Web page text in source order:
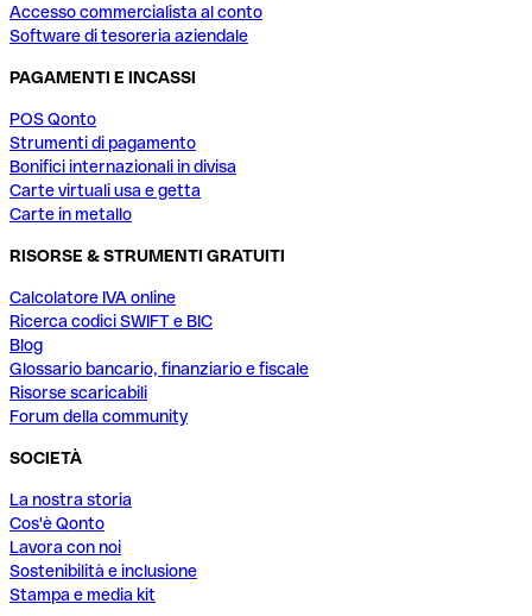
Accesso commercialista al conto
Software di tesoreria aziendale
PAGAMENTI E INCASSI
POS Qonto
Strumenti di pagamento
Bonifici internazionali in divisa
Carte virtuali usa e getta
Carte in metallo
RISORSE & STRUMENTI GRATUITI
Calcolatore IVA online
Ricerca codici SWIFT e BIC
Blog
Glossario bancario, finanziario e fiscale
Risorse scaricabili
Forum della community
SOCIETÀ
La nostra storia
Cos'è Qonto
Lavora con noi
Sostenibilità e inclusione
Stampa e media kit